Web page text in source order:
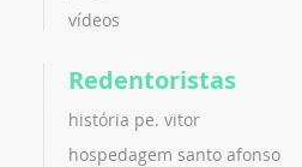
vídeos
Redentoristas
história pe. vitor
hospedagem santo afonso